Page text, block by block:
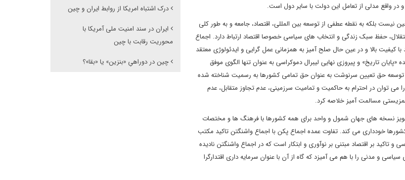
واقع مدلی از تعامل این دولت با سایر دول است.
بلکه به نقطه عطفی از توسعه بین المللی، اقتصاد، جامعه و به طور کلی
حفظ سبک زندگی و انتخاب های سیاسی خصوصا اقتصاد ارتباط دارد. اجماع
کیفیت بالا و در عین حال صلح آمیز به همزمانی عمل گرایی و ایدئولوژی معتقد
تاریخ» و پیروزی نهایی لیبرال دموکراسی به عنوان تنها الگوی موفق
حق تعیین سرنوشت به عنوان حق تمامی کشورها به رسمیت شناخته شده
در احترام به حاکمیت و تمامیت سرزمینی، عدم تجاوز متقابل، عدم
همزیستی مسالمت آمیز خلاصه کرد.
نسخه های جهان شمول و واحد برای همه کشورها با فرهنگ ها و مختصات
خودداری می کند. تفاوت عمده اجماع پکن با اجماع واشنگتن تاکید مکتب
بر اقتصاد مبتنی بر نوآوری و ابتکار است که در اجماع واشنگتن نادیده
و مدنی را با هم می آمیزد که گاه از آن با عنوان سرمایه داری اقتدارگرا
درک اشتباه امریکا از روابط ایران و چین
ایران در سند امنیت ملی آمریکا با
محوریت رقابت با چین
چین در دوراهیِ «بنزین» یا «بقا»؟